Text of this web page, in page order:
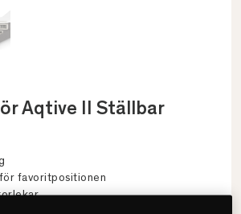
Aqtive II Ställbar
favoritpositionen